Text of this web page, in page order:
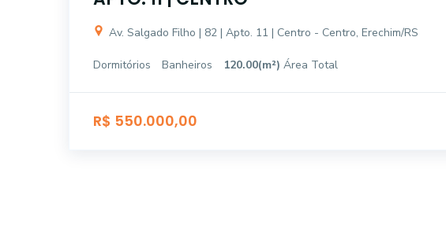
Av. Salgado Filho | 82 | Apto. 11 | Centro - Centro, Erechim/RS
Dormitórios Banheiros 120.00(m²) Área Total
R$ 550.000,00